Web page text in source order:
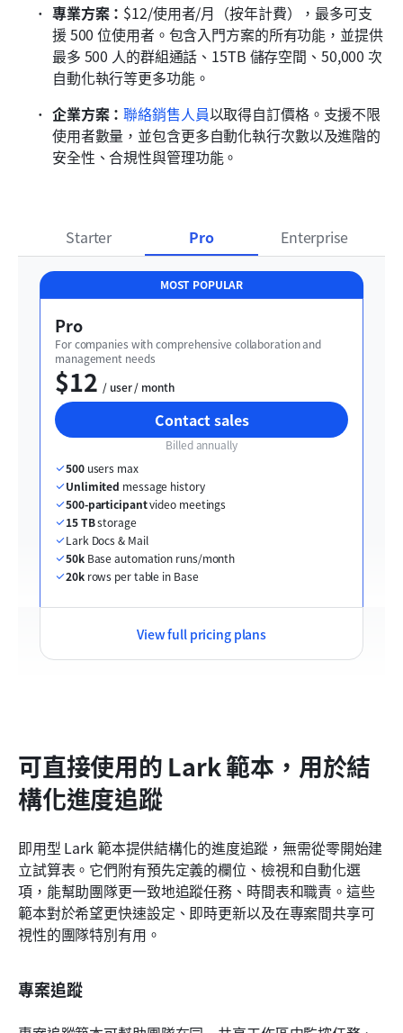
專業方案： $12/使用者/月（按年計費），最多可支
援 500 位使用者。包含入門方案的所有功能，並提供
最多 500 人的群組通話、15TB 儲存空間、50,000 次
自動化執行等更多功能。
企業方案：聯絡銷售人員以取得自訂價格。支援不限
使用者數量，並包含更多自動化執行次數以及進階的
安全性、合規性與管理功能。
Starter Pro Enterprise
MOST POPULAR
Pro
For companies with comprehensive collaboration and
management needs
$12
  / user / month
Contact sales
Billed annually
500 users max
Unlimited message history
500-participant video meetings
15 TB storage
Lark Docs & Mail
50k Base automation runs/month
20k rows per table in Base
View full pricing plans
可直接使用的 Lark 範本，用於結
構化進度追蹤
即用型 Lark 範本提供結構化的進度追蹤，無需從零開始建
立試算表。它們附有預先定義的欄位、檢視和自動化選
項，能幫助團隊更一致地追蹤任務、時間表和職責。這些
範本對於希望更快速設定、即時更新以及在專案間共享可
視性的團隊特別有用。
專案追蹤